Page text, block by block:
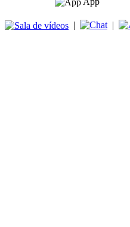
| |